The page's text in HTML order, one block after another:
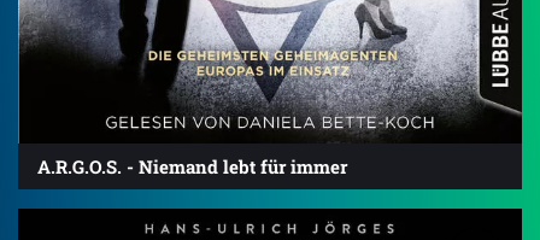
A.R.G.O.S. - Niemand lebt für immer